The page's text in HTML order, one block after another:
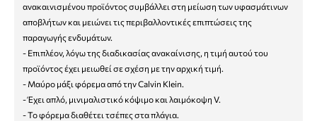
ανακαινισμένου προϊόντος συμβάλλει στη μείωση των υφασμάτινων
αποβλήτων και μειώνει τις περιβαλλοντικές επιπτώσεις της
παραγωγής ενδυμάτων.
- Επιπλέον, λόγω της διαδικασίας ανακαίνισης, η τιμή αυτού του
προϊόντος έχει μειωθεί σε σχέση με την αρχική τιμή.
- Μαύρο μάξι φόρεμα από την Calvin Klein.
- Έχει απλό, μινιμαλιστικό κόψιμο και λαιμόκοψη V.
- Το φόρεμα διαθέτει τσέπες στα πλάγια.